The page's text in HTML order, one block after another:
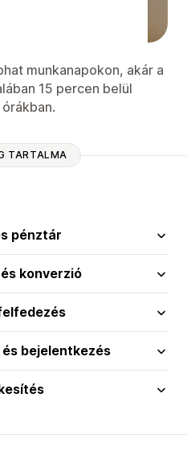
munkanapokon, akár a
15 percen belül
TARTALMA
pénztár
konverzió
bejelentkezés